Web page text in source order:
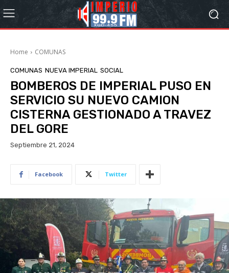
Home COMUNAS
COMUNAS NUEVA IMPERIAL SOCIAL
BOMBEROS DE IMPERIAL PUSO EN
SERVICIO SU NUEVO CAMION
CISTERNA GESTIONADO A TRAVEZ
DEL GORE
Septiembre 21, 2024
Facebook Twitter